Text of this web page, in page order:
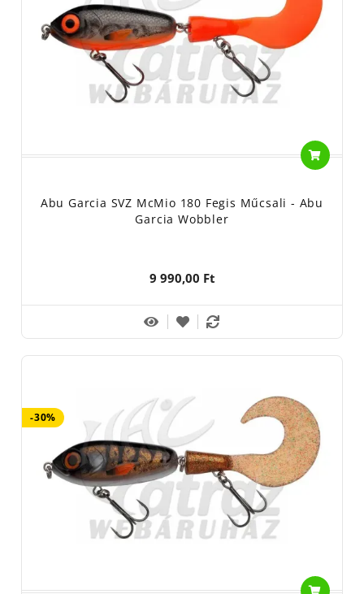
Abu Garcia SVZ McMio 180 Fegis Műcsali - Abu
Garcia Wobbler
9 990,00 Ft
-30%